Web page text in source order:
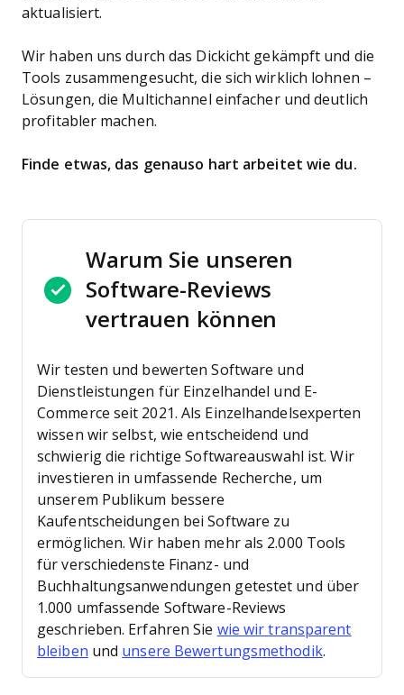
aktualisiert.
Wir haben uns durch das Dickicht gekämpft und die
Tools zusammengesucht, die sich wirklich lohnen –
Lösungen, die Multichannel einfacher und deutlich
profitabler machen.
Finde etwas, das genauso hart arbeitet wie du.
Warum Sie unseren
Software-Reviews
vertrauen können
Wir testen und bewerten Software und
Dienstleistungen für Einzelhandel und E-
Commerce seit 2021. Als Einzelhandelsexperten
wissen wir selbst, wie entscheidend und
schwierig die richtige Softwareauswahl ist. Wir
investieren in umfassende Recherche, um
unserem Publikum bessere
Kaufentscheidungen bei Software zu
ermöglichen. Wir haben mehr als 2.000 Tools
für verschiedenste Finanz- und
Buchhaltungsanwendungen getestet und über
1.000 umfassende Software-Reviews
geschrieben. Erfahren Sie wie wir transparent
bleiben und unsere Bewertungsmethodik.